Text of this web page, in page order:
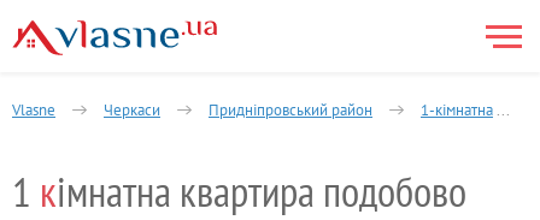
Vlasne Черкаси Придніпровський район 1-кімнатна
1 кімнатна квартира подобово